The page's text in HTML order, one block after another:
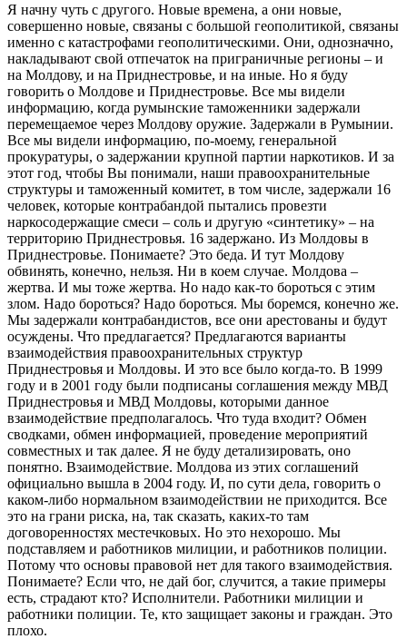
Я начну чуть с другого. Новые времена, а они новые,
совершенно новые, связаны с большой геополитикой, связаны
именно с катастрофами геополитическими. Они, однозначно,
накладывают свой отпечаток на приграничные регионы – и
на Молдову, и на Приднестровье, и на иные. Но я буду
говорить о Молдове и Приднестровье. Все мы видели
информацию, когда румынские таможенники задержали
перемещаемое через Молдову оружие. Задержали в Румынии.
Все мы видели информацию, по-моему, генеральной
прокуратуры, о задержании крупной партии наркотиков. И за
этот год, чтобы Вы понимали, наши правоохранительные
структуры и таможенный комитет, в том числе, задержали 16
человек, которые контрабандой пытались провезти
наркосодержащие смеси – соль и другую «синтетику» – на
территорию Приднестровья. 16 задержано. Из Молдовы в
Приднестровье. Понимаете? Это беда. И тут Молдову
обвинять, конечно, нельзя. Ни в коем случае. Молдова –
жертва. И мы тоже жертва. Но надо как-то бороться с этим
злом. Надо бороться? Надо бороться. Мы боремся, конечно же.
Мы задержали контрабандистов, все они арестованы и будут
осуждены. Что предлагается? Предлагаются варианты
взаимодействия правоохранительных структур
Приднестровья и Молдовы. И это все было когда-то. В 1999
году и в 2001 году были подписаны соглашения между МВД
Приднестровья и МВД Молдовы, которыми данное
взаимодействие предполагалось. Что туда входит? Обмен
сводками, обмен информацией, проведение мероприятий
совместных и так далее. Я не буду детализировать, оно
понятно. Взаимодействие. Молдова из этих соглашений
официально вышла в 2004 году. И, по сути дела, говорить о
каком-либо нормальном взаимодействии не приходится. Все
это на грани риска, на, так сказать, каких-то там
договоренностях местечковых. Но это нехорошо. Мы
подставляем и работников милиции, и работников полиции.
Потому что основы правовой нет для такого взаимодействия.
Понимаете? Если что, не дай бог, случится, а такие примеры
есть, страдают кто? Исполнители. Работники милиции и
работники полиции. Те, кто защищает законы и граждан. Это
плохо.